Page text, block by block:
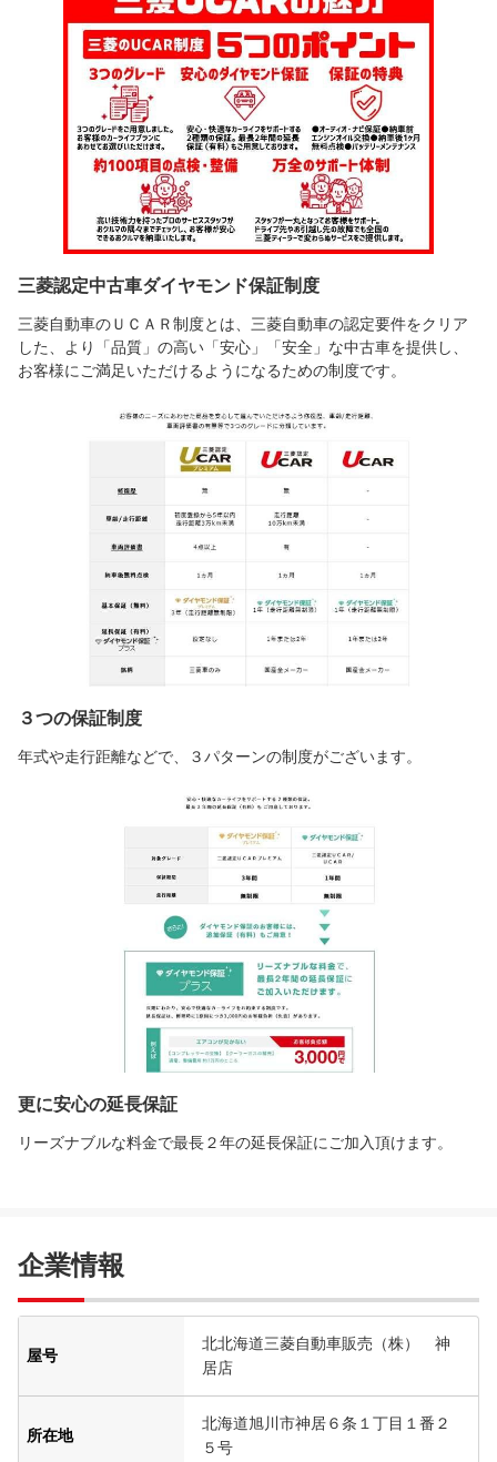
三菱認定中古車ダイヤモンド保証制度
三菱自動車のＵＣＡＲ制度とは、三菱自動車の認定要件をクリア
した、より「品質」の高い「安心」「安全」な中古車を提供し、
お客様にご満足いただけるようになるための制度です。
３つの保証制度
年式や走行距離などで、３パターンの制度がございます。
更に安心の延長保証
リーズナブルな料金で最長２年の延長保証にご加入頂けます。
企業情報
屋号
北北海道三菱自動車販売（株） 神
居店
所在地
北海道旭川市神居６条１丁目１番２
５号